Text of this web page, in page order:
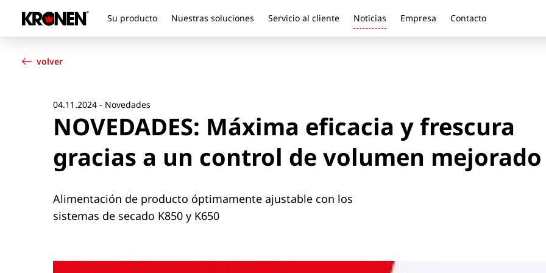
Su producto Nuestras soluciones Servicio al cliente Noticias Empresa Contacto
Nuestras soluciones
Empresa
Contacto
volver
04.11.2024 - Novedades
NOVEDADES: Máxima eficacia y frescura
gracias a un control de volumen mejorado
Alimentación de producto óptimamente ajustable con los
sistemas de secado K850 y K650